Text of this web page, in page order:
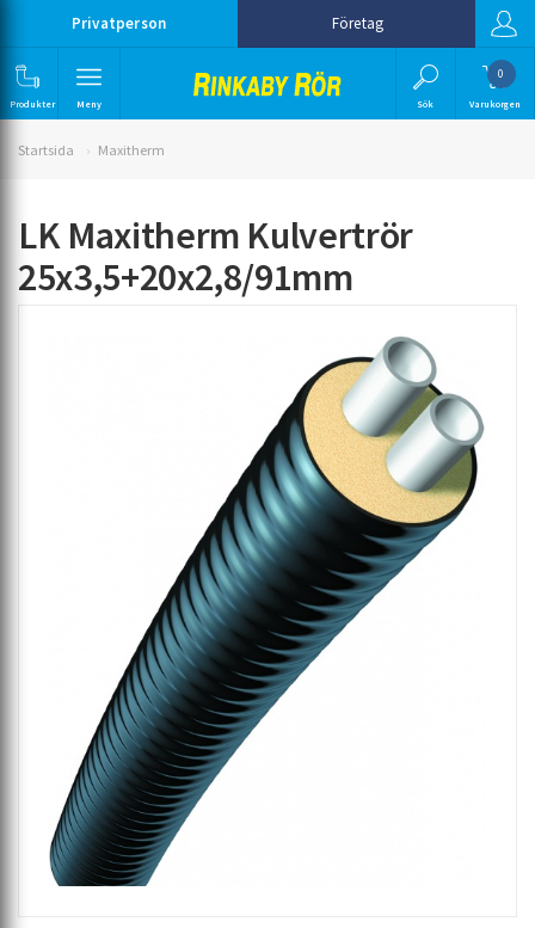
Privatperson Företag
Produkter Meny Sök
0
Varukorgen
Startsida Maxitherm
LK Maxitherm Kulvertrör
25x3,5+20x2,8/91mm